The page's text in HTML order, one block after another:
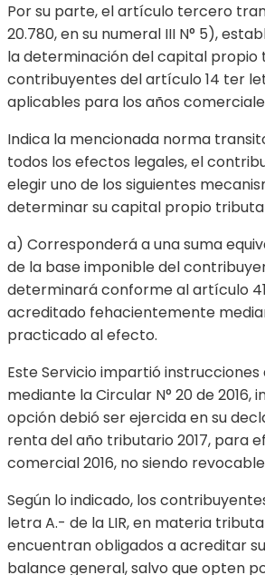
Por su parte, el artículo tercero
20.780, en su numeral III N° 5),
la determinación del capital propio
contribuyentes del artículo 14 ter
aplicables para los años
Indica la mencionada norma
todos los efectos legales, el
elegir uno de los siguientes
determinar su capital propio
a) Corresponderá a una suma
de la base imponible del
determinará conforme al artículo 41
acreditado fehacientemente
practicado al efecto.
Este Servicio impartió
mediante la Circular N° 20 de 2016,
opción debió ser ejercida en su
renta del año tributario 2017, para
comercial 2016, no siendo
Según lo indicado, los
letra A.- de la LIR, en materia
encuentran obligados a acreditar
balance general, salvo que opten